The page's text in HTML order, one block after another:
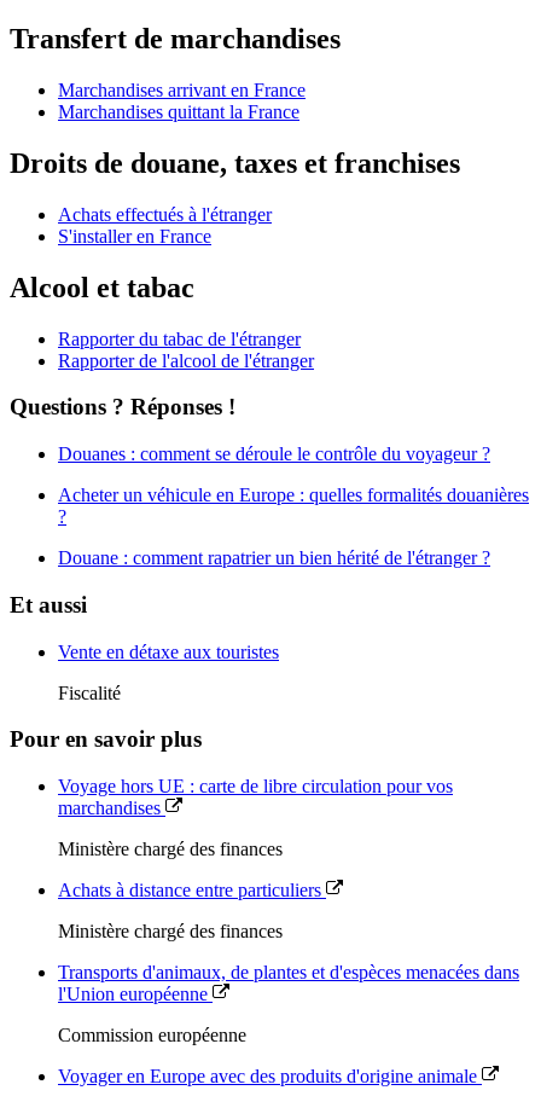
Transfert de marchandises
Marchandises arrivant en France
Marchandises quittant la France
Droits de douane, taxes et franchises
Achats effectués à l'étranger
S'installer en France
Alcool et tabac
Rapporter du tabac de l'étranger
Rapporter de l'alcool de l'étranger
Questions ? Réponses !
Douanes : comment se déroule le contrôle du voyageur ?
Acheter un véhicule en Europe : quelles formalités douanières
?
Douane : comment rapatrier un bien hérité de l'étranger ?
Et aussi
Vente en détaxe aux touristes
Fiscalité
Pour en savoir plus
Voyage hors UE : carte de libre circulation pour vos
marchandises
Ministère chargé des finances
Achats à distance entre particuliers
Ministère chargé des finances
Transports d'animaux, de plantes et d'espèces menacées dans
l'Union européenne
Commission européenne
Voyager en Europe avec des produits d'origine animale